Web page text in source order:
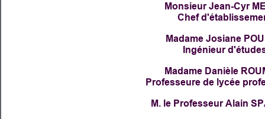
Monsieur Jean-Cyr
Chef
Madame Josiane
Ingénieur
Madame Danièle
Professeure de lycée
M. le Professeur Alain